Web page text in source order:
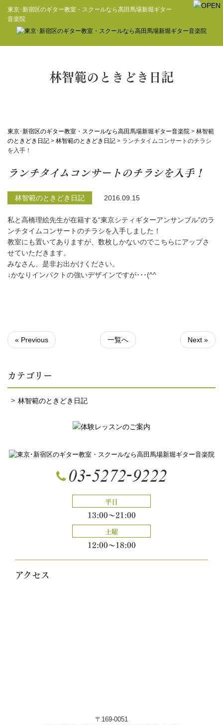
東京･新宿区のギター教室・スクールなら高田馬場新堀ギター
音楽院
林智範のときどき日記
東京･新宿区のギター教室・スクールなら高田馬場新堀ギター音楽院 > 林智範
のときどき日記 > 林智範のときどき日記 > ランチタイムコンサートのチラシ
を入手！
ランチタイムコンサートのチラシを入手！
林智範のときどき日記 2016.09.15
私と高橋理絵先生が在籍する“東京シティギターアンサンブル”のラ
ンチタイムコンサートのチラシを入手しました！
教室にも置いてありますが、数枚しかないのでこちらにアップさ
せていただきます。
みなさん、是非お出かけください。
↓かなりインパクトの強いデザインですが･･･(^^ゞ
« Previous 一覧へ Next »
カテゴリー
林智範のときどき日記
平日
13:00～21:00
土曜
12:00～18:00
アクセス
〒169-0051